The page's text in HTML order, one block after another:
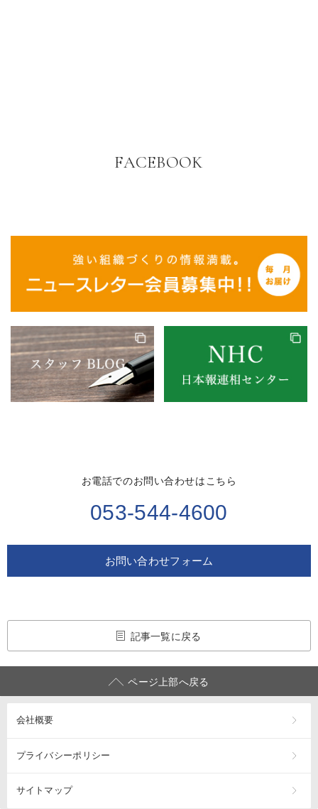
FACEBOOK
お電話でのお問い合わせはこちら
053-544-4600
お問い合わせフォーム
記事一覧に戻る
ページ上部へ戻る
会社概要
プライバシーポリシー
サイトマップ